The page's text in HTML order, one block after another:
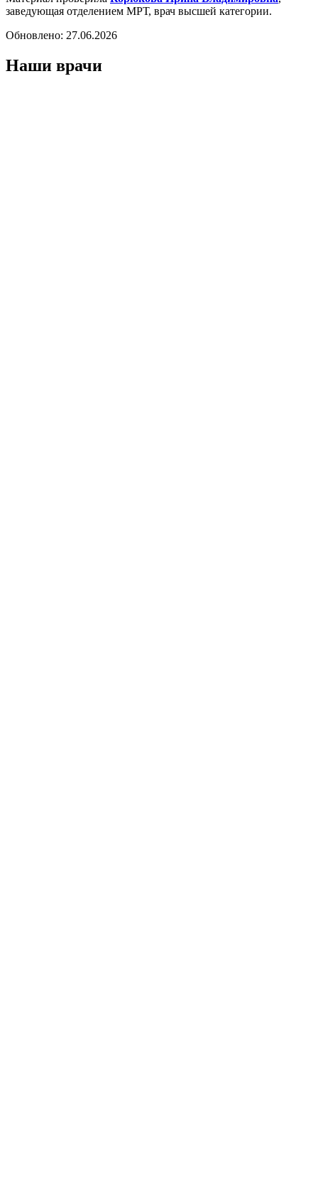
заведующая отделением МРТ, врач высшей категории.
Обновлено: 27.06.2026
Наши врачи